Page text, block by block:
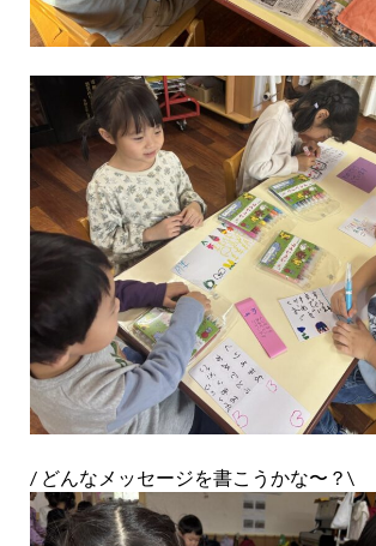
/ どんなメッセージを書こうかな〜？\